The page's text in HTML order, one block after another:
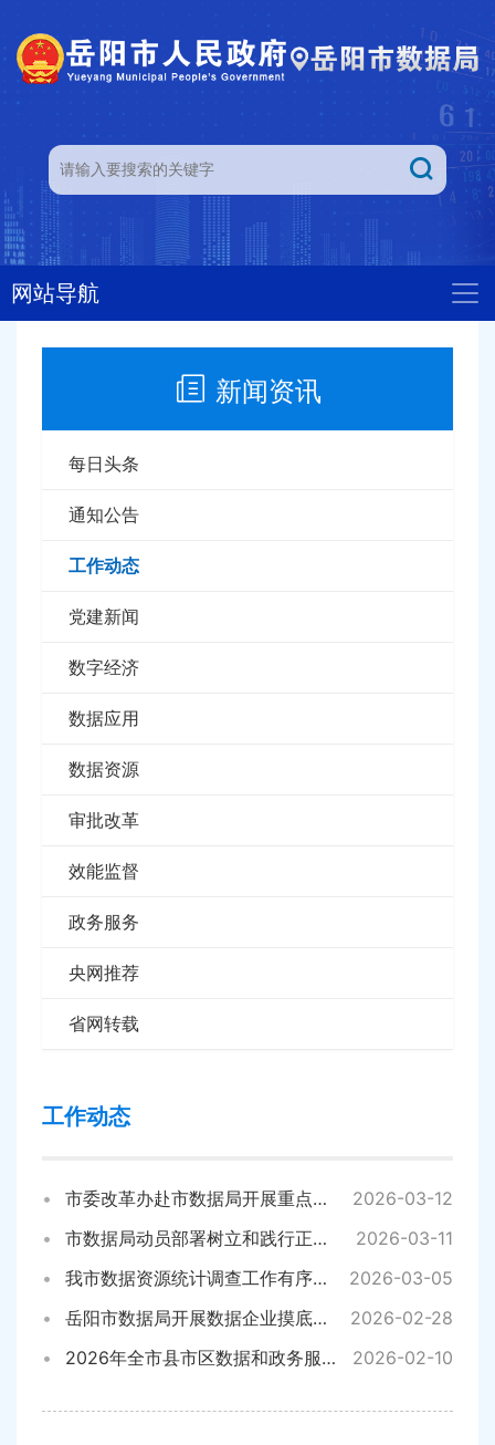
网站导航
新闻资讯
每日头条
通知公告
工作动态
党建新闻
数字经济
数据应用
数据资源
审批改革
效能监督
政务服务
央网推荐
省网转载
工作动态
市委改革办赴市数据局开展重点改革事项专题调研
2026-03-12
市数据局动员部署树立和践行正确政绩观学习教育工作
2026-03-11
我市数据资源统计调查工作有序推进落实情况位列全省第三
2026-03-05
岳阳市数据局开展数据企业摸底调研活动
2026-02-28
2026年全市县市区数据和政务服务管理部门主要负责同志座谈会召开
2026-02-10